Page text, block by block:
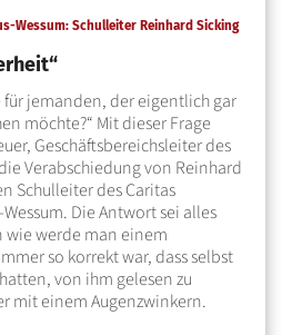
Wessum: Schulleiter Reinhard Sicking
für jemanden, der eigentlich gar
möchte?“ Mit dieser Frage
Geschäftsbereichsleiter des
Verabschiedung von Reinhard
Schulleiter des Caritas
Die Antwort sei alles
wie werde man einem
so korrekt war, dass selbst
von ihm gelesen zu
mit einem Augenzwinkern.